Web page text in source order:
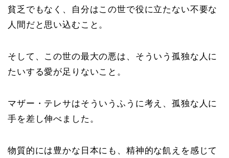
貧乏でもなく、自分はこの世で役に立たない不要な
人間だと思い込むこと。
そして、この世の最大の悪は、そういう孤独な人に
たいする愛が足りないこと。
マザー・テレサはそういうふうに考え、孤独な人に
手を差し伸べました。
物質的には豊かな日本にも、精神的な飢えを感じて